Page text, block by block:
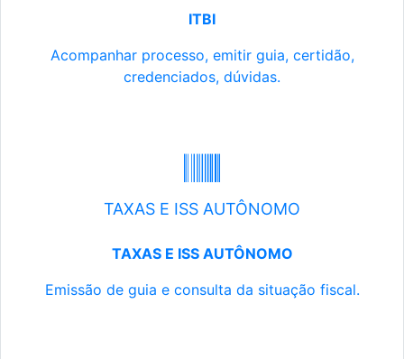
ITBI
Acompanhar processo, emitir guia, certidão,
credenciados, dúvidas.
TAXAS E ISS AUTÔNOMO
TAXAS E ISS AUTÔNOMO
Emissão de guia e consulta da situação fiscal.